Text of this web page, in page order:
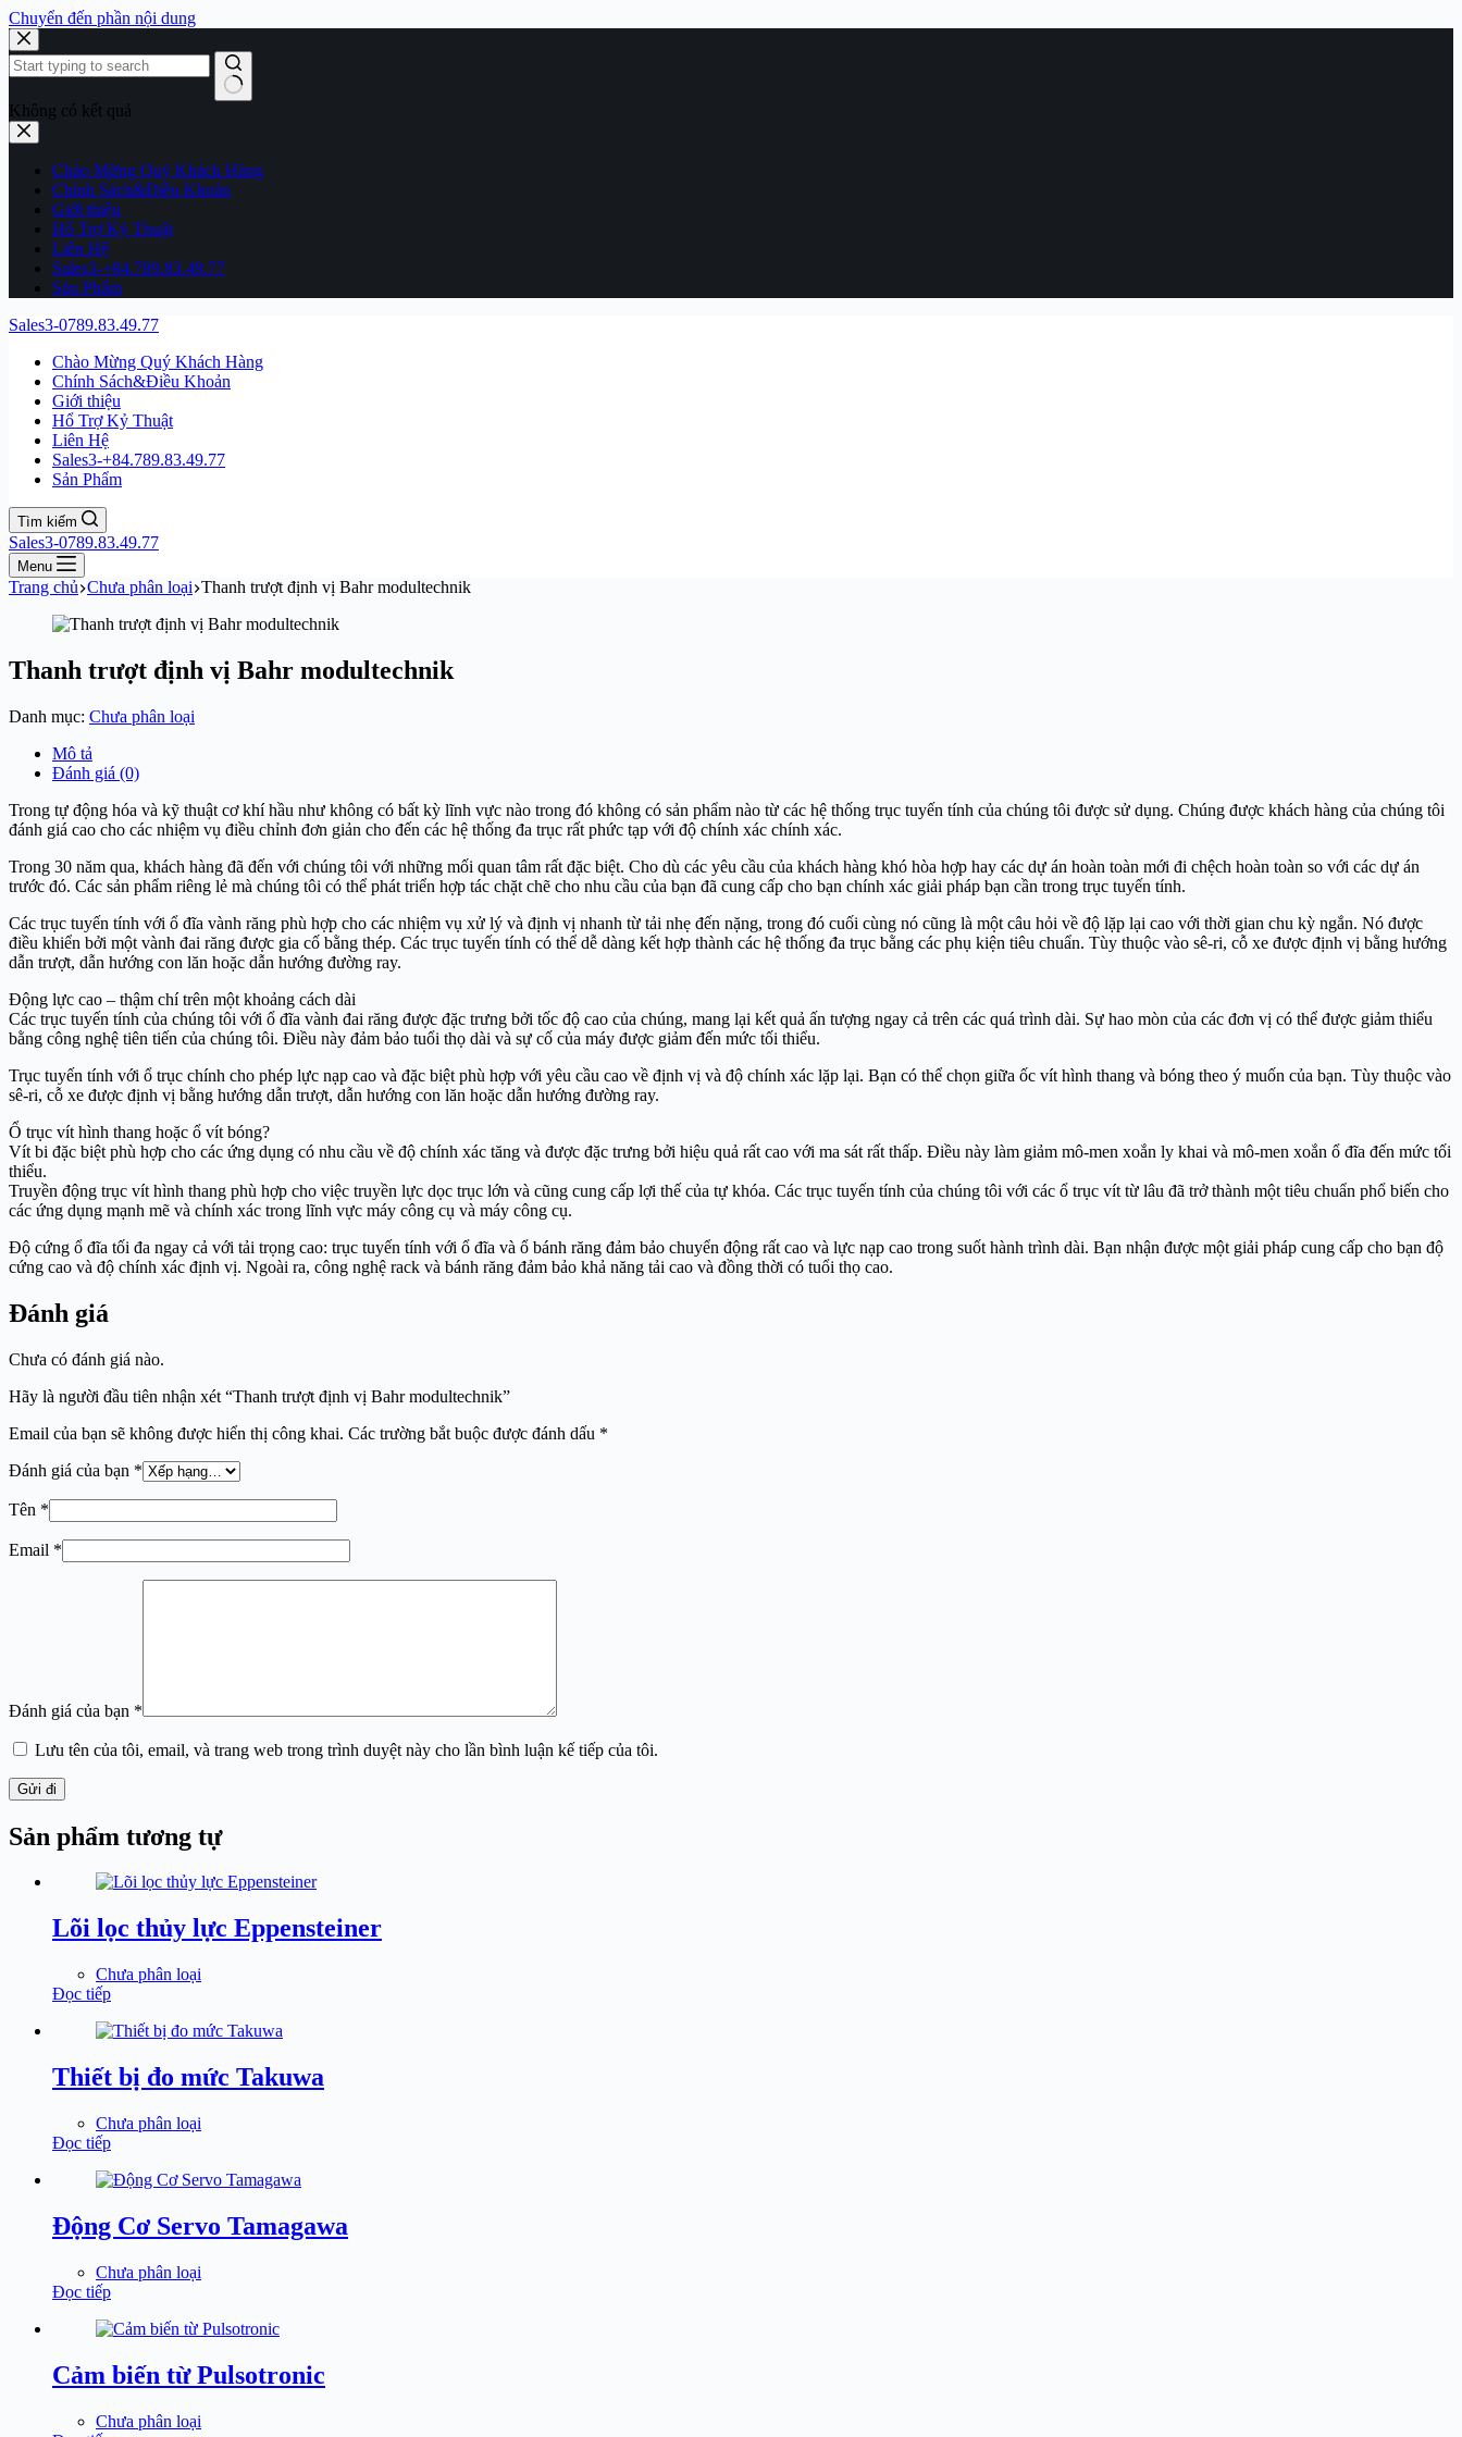
Chuyển đến phần nội dung
Không có kết quả
Chào Mừng Quý Khách Hàng
Chính Sách&Điều Khoản
Giới thiệu
Hổ Trợ Kỷ Thuật
Liên Hệ
Sales3-+84.789.83.49.77
Sản Phẩm
Sales3-0789.83.49.77
Chào Mừng Quý Khách Hàng
Chính Sách&Điều Khoản
Giới thiệu
Hổ Trợ Kỷ Thuật
Liên Hệ
Sales3-+84.789.83.49.77
Sản Phẩm
Tìm kiếm
Sales3-0789.83.49.77
Menu
Trang chủ Chưa phân loại Thanh trượt định vị Bahr modultechnik
Thanh trượt định vị Bahr modultechnik
Danh mục: Chưa phân loại
Mô tả
Đánh giá (0)
Trong tự động hóa và kỹ thuật cơ khí hầu như không có bất kỳ lĩnh vực nào trong đó không có sản phẩm nào từ các hệ thống trục tuyến tính của chúng tôi được sử dụng. Chúng được khách hàng của chúng tôi
đánh giá cao cho các nhiệm vụ điều chỉnh đơn giản cho đến các hệ thống đa trục rất phức tạp với độ chính xác chính xác.
Trong 30 năm qua, khách hàng đã đến với chúng tôi với những mối quan tâm rất đặc biệt. Cho dù các yêu cầu của khách hàng khó hòa hợp hay các dự án hoàn toàn mới đi chệch hoàn toàn so với các dự án
trước đó. Các sản phẩm riêng lẻ mà chúng tôi có thể phát triển hợp tác chặt chẽ cho nhu cầu của bạn đã cung cấp cho bạn chính xác giải pháp bạn cần trong trục tuyến tính.
Các trục tuyến tính với ổ đĩa vành răng phù hợp cho các nhiệm vụ xử lý và định vị nhanh từ tải nhẹ đến nặng, trong đó cuối cùng nó cũng là một câu hỏi về độ lặp lại cao với thời gian chu kỳ ngắn. Nó được
điều khiển bởi một vành đai răng được gia cố bằng thép. Các trục tuyến tính có thể dễ dàng kết hợp thành các hệ thống đa trục bằng các phụ kiện tiêu chuẩn. Tùy thuộc vào sê-ri, cỗ xe được định vị bằng hướng
dẫn trượt, dẫn hướng con lăn hoặc dẫn hướng đường ray.
Động lực cao – thậm chí trên một khoảng cách dài
Các trục tuyến tính của chúng tôi với ổ đĩa vành đai răng được đặc trưng bởi tốc độ cao của chúng, mang lại kết quả ấn tượng ngay cả trên các quá trình dài. Sự hao mòn của các đơn vị có thể được giảm thiểu
bằng công nghệ tiên tiến của chúng tôi. Điều này đảm bảo tuổi thọ dài và sự cố của máy được giảm đến mức tối thiểu.
Trục tuyến tính với ổ trục chính cho phép lực nạp cao và đặc biệt phù hợp với yêu cầu cao về định vị và độ chính xác lặp lại. Bạn có thể chọn giữa ốc vít hình thang và bóng theo ý muốn của bạn. Tùy thuộc vào
sê-ri, cỗ xe được định vị bằng hướng dẫn trượt, dẫn hướng con lăn hoặc dẫn hướng đường ray.
Ổ trục vít hình thang hoặc ổ vít bóng?
Vít bi đặc biệt phù hợp cho các ứng dụng có nhu cầu về độ chính xác tăng và được đặc trưng bởi hiệu quả rất cao với ma sát rất thấp. Điều này làm giảm mô-men xoắn ly khai và mô-men xoắn ổ đĩa đến mức tối
thiểu.
Truyền động trục vít hình thang phù hợp cho việc truyền lực dọc trục lớn và cũng cung cấp lợi thế của tự khóa. Các trục tuyến tính của chúng tôi với các ổ trục vít từ lâu đã trở thành một tiêu chuẩn phổ biến cho
các ứng dụng mạnh mẽ và chính xác trong lĩnh vực máy công cụ và máy công cụ.
Độ cứng ổ đĩa tối đa ngay cả với tải trọng cao: trục tuyến tính với ổ đĩa và ổ bánh răng đảm bảo chuyển động rất cao và lực nạp cao trong suốt hành trình dài. Bạn nhận được một giải pháp cung cấp cho bạn độ
cứng cao và độ chính xác định vị. Ngoài ra, công nghệ rack và bánh răng đảm bảo khả năng tải cao và đồng thời có tuổi thọ cao.
Đánh giá
Chưa có đánh giá nào.
Hãy là người đầu tiên nhận xét “Thanh trượt định vị Bahr modultechnik”
Email của bạn sẽ không được hiển thị công khai. Các trường bắt buộc được đánh dấu *
Đánh giá của bạn *
Tên *
Email *
Đánh giá của bạn *
Lưu tên của tôi, email, và trang web trong trình duyệt này cho lần bình luận kế tiếp của tôi.
Gửi đi
Sản phẩm tương tự
Lõi lọc thủy lực Eppensteiner
Chưa phân loại
Đọc tiếp
Thiết bị đo mức Takuwa
Chưa phân loại
Đọc tiếp
Động Cơ Servo Tamagawa
Chưa phân loại
Đọc tiếp
Cảm biến từ Pulsotronic
Chưa phân loại